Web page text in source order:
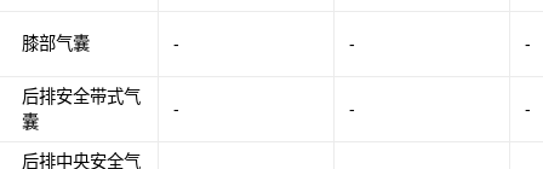
膝部气囊
后排安全带式气
囊
后排中央安全气
- - -
- - -